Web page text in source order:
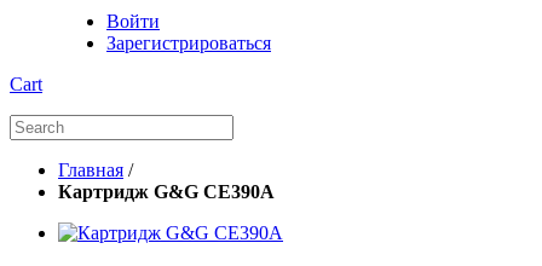
Войти
Зарегистрироваться
Cart
Главная /
Картридж G&G CE390A